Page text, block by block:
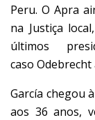
Peru. O Apra
na Justiça
últimos
caso
García chegou
aos 36 anos,